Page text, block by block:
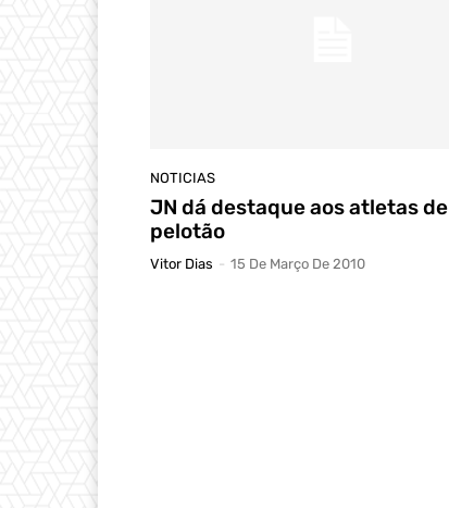
NOTICIAS
JN dá destaque aos atletas de
pelotão
Vitor Dias - 15 De Março De 2010